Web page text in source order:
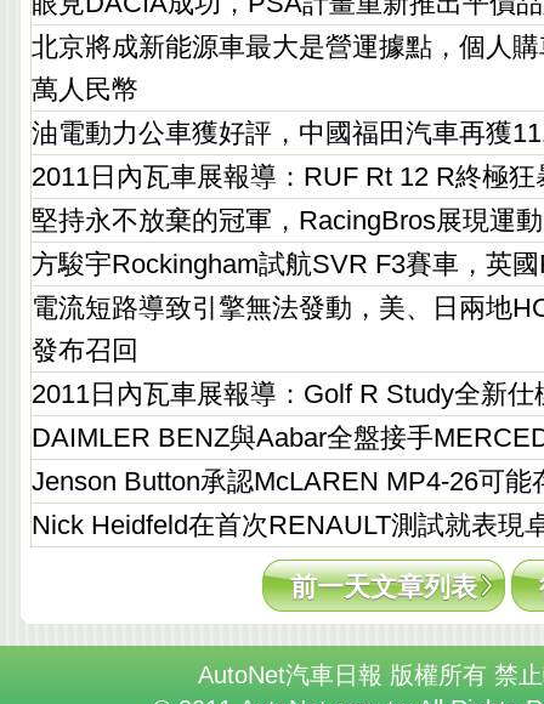
北京將成新能源車最大是營運據點，個人
萬人民幣
油電動力公車獲好評，中國福田汽車再獲
2011日內瓦車展報導：RUF Rt 12 R終極狂
堅持永不放棄的冠軍，RacingBros展現運
方駿宇Rockingham試航SVR F3賽車，英
電流短路導致引擎無法發動，美、日兩地
發布召回
2011日內瓦車展報導：Golf R Study全新仕
DAIMLER BENZ與Aabar全盤接手
Jenson Button承認McLAREN MP4-26可能
Nick Heidfeld在首次RENAULT測試就表現
前一天文章列表
AutoNet汽車日報 版權所有 禁